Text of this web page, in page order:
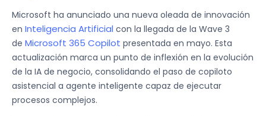
Microsoft ha anunciado una nueva oleada de innovación
en Inteligencia Artificial con la llegada de la Wave 3
de Microsoft 365 Copilot presentada en mayo. Esta
actualización marca un punto de inflexión en la evolución
de la IA de negocio, consolidando el paso de copiloto
asistencial a agente inteligente capaz de ejecutar
procesos complejos.